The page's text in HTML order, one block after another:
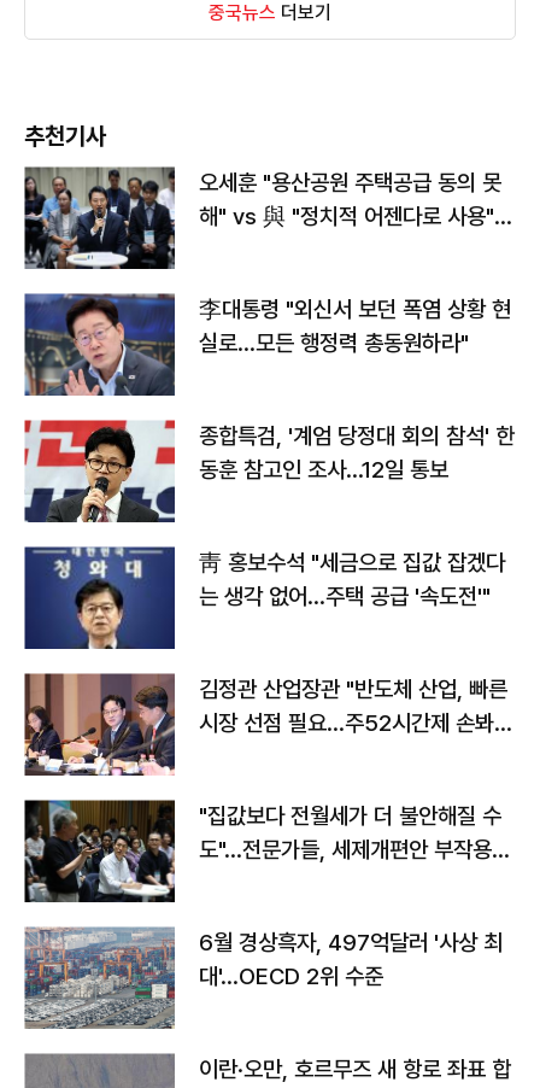
중국뉴스 더보기
추천기사
오세훈 "용산공원 주택공급 동의 못
해" vs 與 "정치적 어젠다로 사용"
李대통령 "외신서 보던 폭염 상황 현
실로…모든 행정력 총동원하라"
종합특검, '계엄 당정대 회의 참석' 한
동훈 참고인 조사...12일 통보
靑 홍보수석 "세금으로 집값 잡겠다
는 생각 없어…주택 공급 '속도전'"
김정관 산업장관 "반도체 산업, 빠른
시장 선점 필요…주52시간제 손봐
"집값보다 전월세가 더 불안해질 수
도"…전문가들, 세제개편안 부작용
6월 경상흑자, 497억달러 '사상 최
대'…OECD 2위 수준
이란·오만, 호르무즈 새 항로 좌표 합